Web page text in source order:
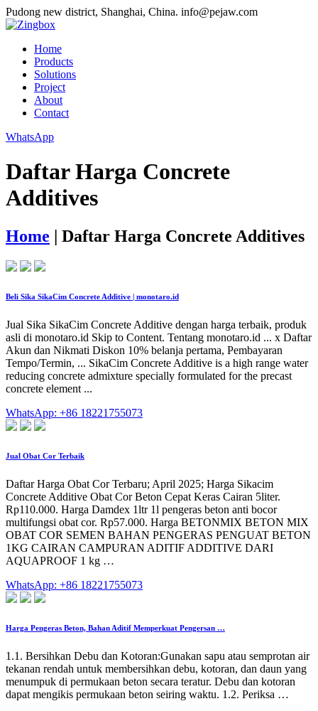
Pudong new district, Shanghai, China. info@pejaw.com
Home
Products
Solutions
Project
About
Contact
WhatsApp
Daftar Harga Concrete
Additives
Home | Daftar Harga Concrete Additives
Beli Sika SikaCim Concrete Additive | monotaro.id
Jual Sika SikaCim Concrete Additive dengan harga terbaik, produk
asli di monotaro.id Skip to Content. Tentang monotaro.id ... x Daftar
Akun dan Nikmati Diskon 10% belanja pertama, Pembayaran
Tempo/Termin, ... SikaCim Concrete Additive is a high range water
reducing concrete admixture specially formulated for the precast
concrete element ...
WhatsApp: +86 18221755073
Jual Obat Cor Terbaik
Daftar Harga Obat Cor Terbaru; April 2025; Harga Sikacim
Concrete Additive Obat Cor Beton Cepat Keras Cairan 5liter.
Rp110.000. Harga Damdex 1ltr 1l pengeras beton anti bocor
multifungsi obat cor. Rp57.000. Harga BETONMIX BETON MIX
OBAT COR SEMEN BAHAN PENGERAS PENGUAT BETON
1KG CAIRAN CAMPURAN ADITIF ADDITIVE DARI
AQUAPROOF 1 kg …
WhatsApp: +86 18221755073
Harga Pengeras Beton, Bahan Aditif Memperkuat Pengersan …
1.1. Bersihkan Debu dan Kotoran:Gunakan sapu atau semprotan air
tekanan rendah untuk membersihkan debu, kotoran, dan daun yang
menumpuk di permukaan beton secara teratur. Debu dan kotoran
dapat mengikis permukaan beton seiring waktu. 1.2. Periksa …